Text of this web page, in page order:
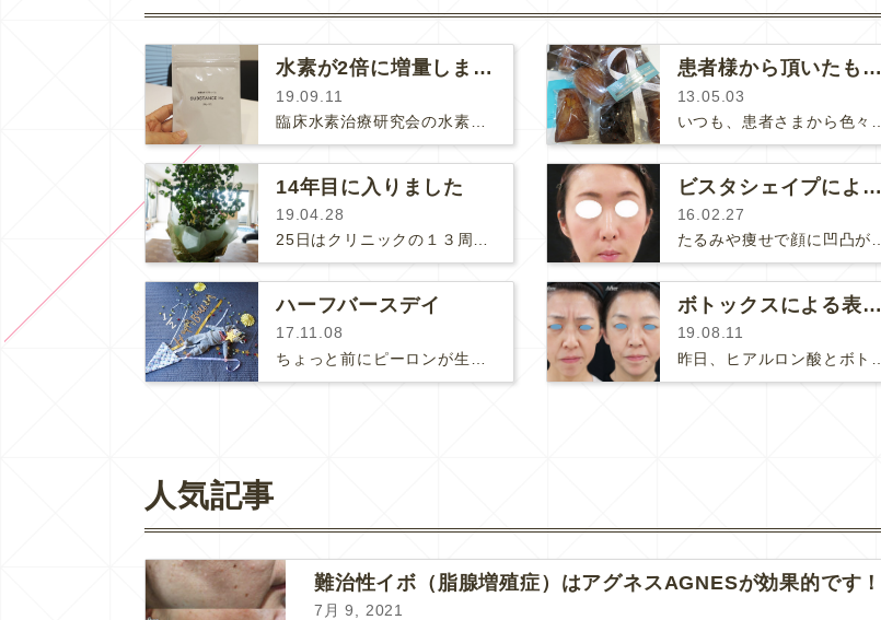
水素が2倍に増量しました！
19.09.11
患者様から頂いたもの☆
13.05.03
14年目に入りました
19.04.28
ビスタシェイプによるフェイスリフト
16.02.27
ハーフバースデイ
17.11.08
ボトックスによる表情の変化
19.08.11
人気記事
難治性イボ（脂腺増殖症）はアグネスAGNESが効果的です！
7月 9, 2021